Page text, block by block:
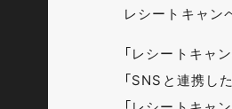
レシートキャン
「レシートキャ
「SNSと連携し